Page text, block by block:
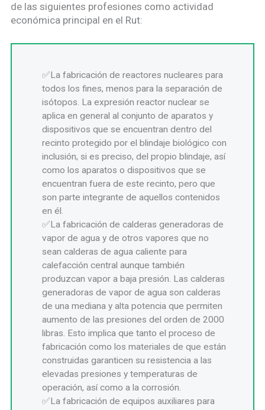
de las siguientes profesiones como actividad
económica principal en el Rut:
La fabricación de reactores nucleares para
todos los fines, menos para la separación de
isótopos. La expresión reactor nuclear se
aplica en general al conjunto de aparatos y
dispositivos que se encuentran dentro del
recinto protegido por el blindaje biológico con
inclusión, si es preciso, del propio blindaje, así
como los aparatos o dispositivos que se
encuentran fuera de este recinto, pero que
son parte integrante de aquellos contenidos
en él.
La fabricación de calderas generadoras de
vapor de agua y de otros vapores que no
sean calderas de agua caliente para
calefacción central aunque también
produzcan vapor a baja presión. Las calderas
generadoras de vapor de agua son calderas
de una mediana y alta potencia que permiten
aumento de las presiones del orden de 2000
libras. Esto implica que tanto el proceso de
fabricación como los materiales de que están
construidas garanticen su resistencia a las
elevadas presiones y temperaturas de
operación, así como a la corrosión.
La fabricación de equipos auxiliares para